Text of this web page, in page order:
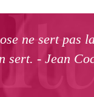
ne sert pas
sert. - Jean